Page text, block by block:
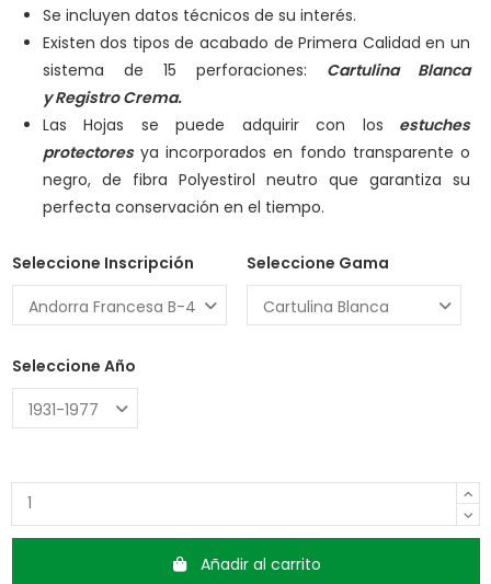
Se incluyen datos técnicos de su interés.
Existen dos tipos de acabado de Primera Calidad en un
sistema de 15 perforaciones: Cartulina Blanca
yRegistro Crema.
Las Hojas se puede adquirir con los estuches
protectoresya incorporados en fondo transparente o
negro, de fibra Polyestirol neutro que garantiza su
perfecta conservación en el tiempo.
Seleccione Inscripción Seleccione Gama
Seleccione Año
Añadir al carrito